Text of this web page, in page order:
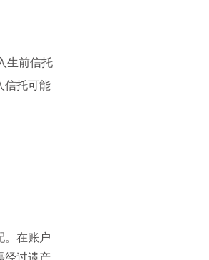
生前信托
信托可能
。在账户